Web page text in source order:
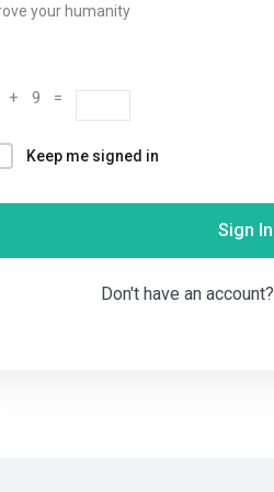
your humanity
+ 9 =
Keep me signed in
Sign In
Don't have an account?